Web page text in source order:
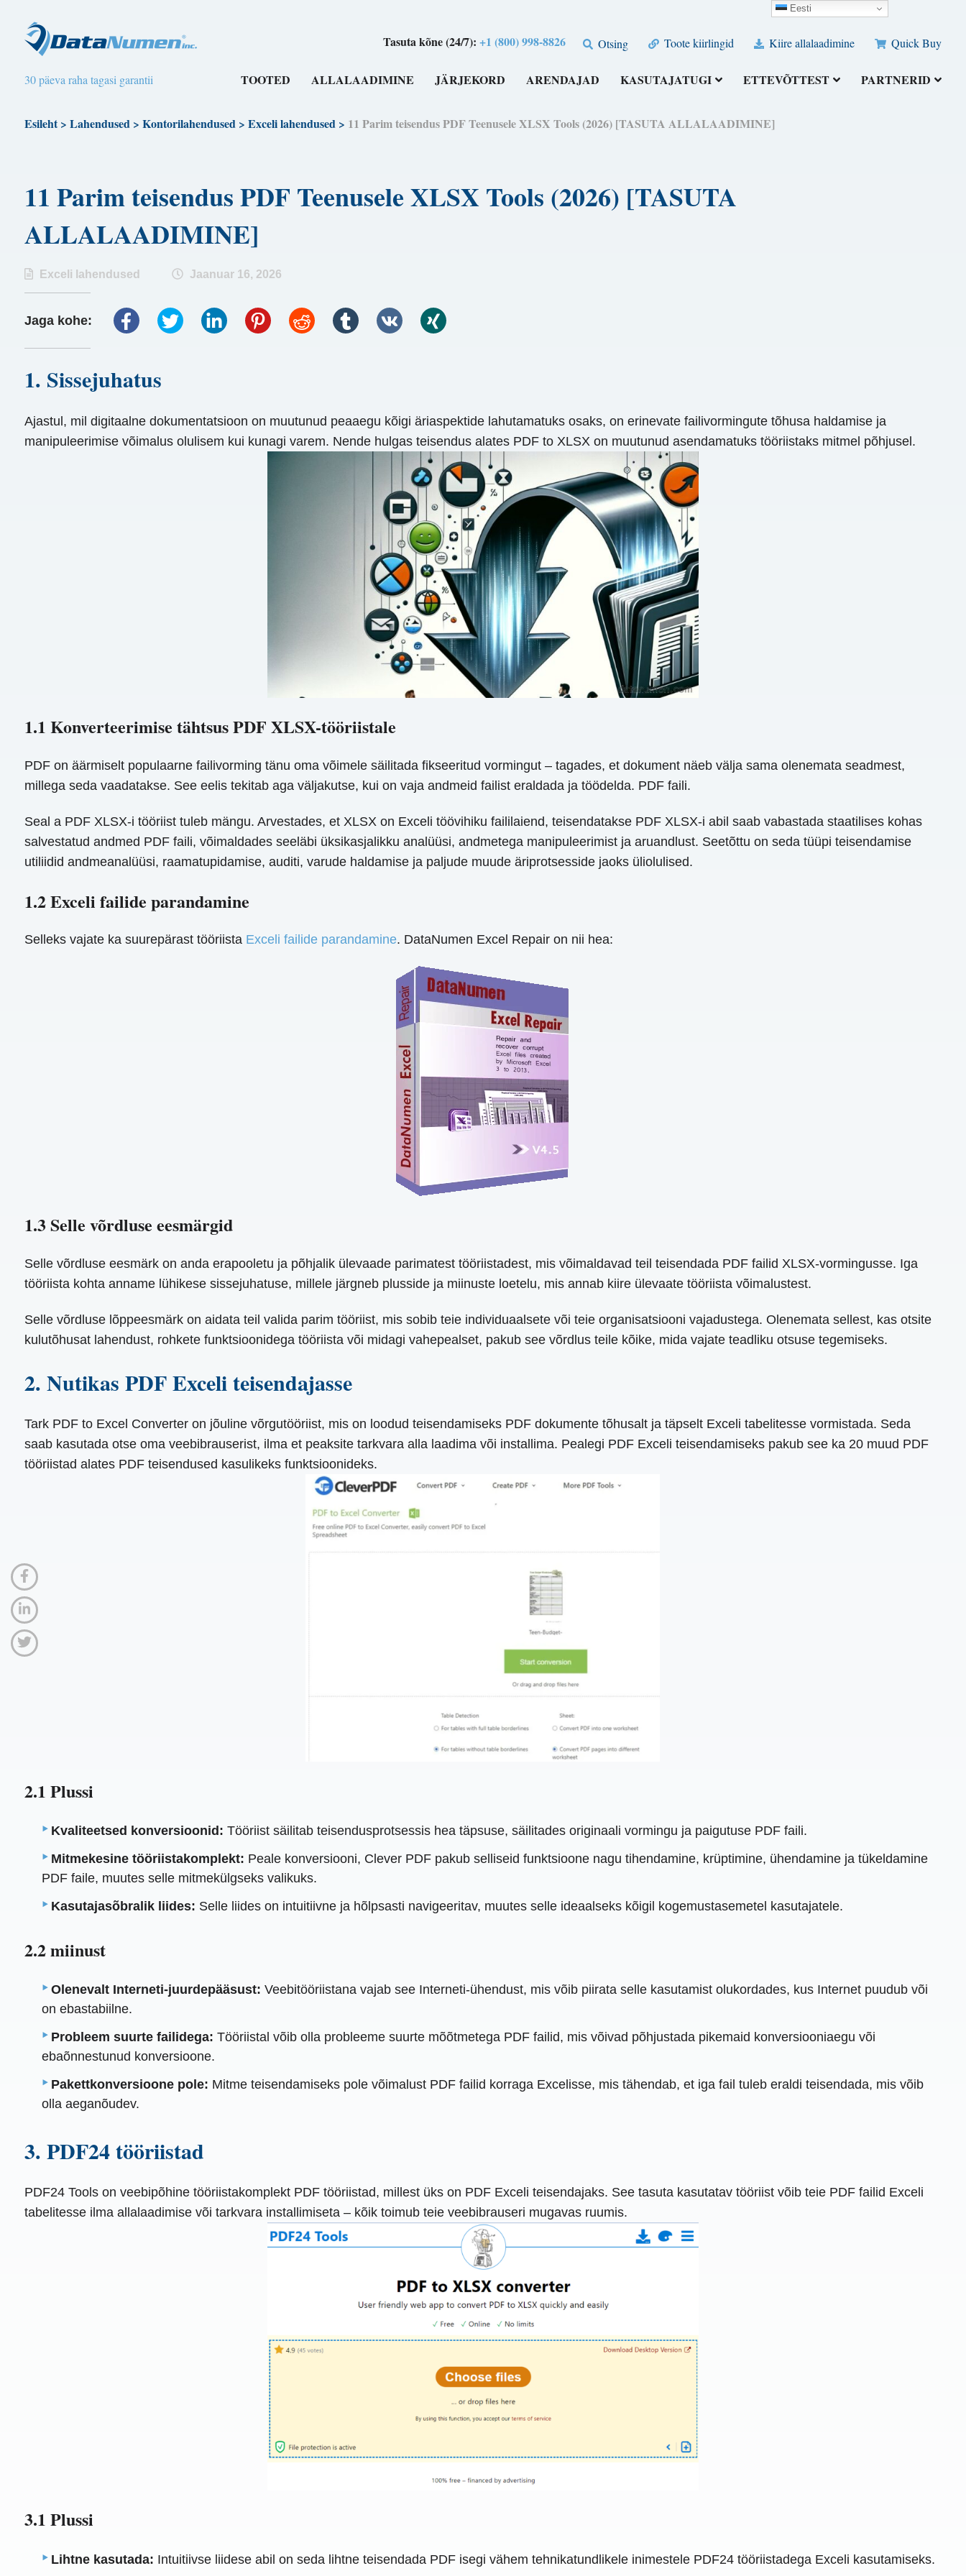
Tasuta kõne (24/7):+1 (800) 998-8826 Otsing Toote kiirlingid Kiire allalaadimine Quick Buy
30 päeva raha tagasi garantii TOOTED ALLALAADIMINE JÄRJEKORD ARENDAJAD KASUTAJATUGI ETTEVÕTTEST PARTNERID
Esileht> Lahendused> Kontorilahendused> Exceli lahendused> 11 Parim teisendus PDF Teenusele XLSX Tools (2026) [TASUTA ALLALAADIMINE]
11 Parim teisendus PDF Teenusele XLSX Tools (2026) [TASUTA
ALLALAADIMINE]
Exceli lahendused Jaanuar 16, 2026
Jaga kohe:
1. Sissejuhatus
Ajastul, mil digitaalne dokumentatsioon on muutunud peaaegu kõigi äriaspektide lahutamatuks osaks, on erinevate failivormingute tõhusa haldamise ja
manipuleerimise võimalus olulisem kui kunagi varem. Nende hulgas teisendus alates PDF to XLSX on muutunud asendamatuks tööriistaks mitmel põhjusel.
1.1 Konverteerimise tähtsus PDF XLSX-tööriistale
PDF on äärmiselt populaarne failivorming tänu oma võimele säilitada fikseeritud vormingut – tagades, et dokument näeb välja sama olenemata seadmest,
millega seda vaadatakse. See eelis tekitab aga väljakutse, kui on vaja andmeid failist eraldada ja töödelda. PDF faili.
Seal a PDF XLSX-i tööriist tuleb mängu. Arvestades, et XLSX on Exceli töövihiku faililaiend, teisendatakse PDF XLSX-i abil saab vabastada staatilises kohas
salvestatud andmed PDF faili, võimaldades seeläbi üksikasjalikku analüüsi, andmetega manipuleerimist ja aruandlust. Seetõttu on seda tüüpi teisendamise
utiliidid andmeanalüüsi, raamatupidamise, auditi, varude haldamise ja paljude muude äriprotsesside jaoks üliolulised.
1.2 Exceli failide parandamine
Selleks vajate ka suurepärast tööriista Exceli failide parandamine. DataNumen Excel Repair on nii hea:
1.3 Selle võrdluse eesmärgid
Selle võrdluse eesmärk on anda erapooletu ja põhjalik ülevaade parimatest tööriistadest, mis võimaldavad teil teisendada PDF failid XLSX-vormingusse. Iga
tööriista kohta anname lühikese sissejuhatuse, millele järgneb plusside ja miinuste loetelu, mis annab kiire ülevaate tööriista võimalustest.
Selle võrdluse lõppeesmärk on aidata teil valida parim tööriist, mis sobib teie individuaalsete või teie organisatsiooni vajadustega. Olenemata sellest, kas otsite
kulutõhusat lahendust, rohkete funktsioonidega tööriista või midagi vahepealset, pakub see võrdlus teile kõike, mida vajate teadliku otsuse tegemiseks.
2. Nutikas PDF Exceli teisendajasse
Tark PDF to Excel Converter on jõuline võrgutööriist, mis on loodud teisendamiseks PDF dokumente tõhusalt ja täpselt Exceli tabelitesse vormistada. Seda
saab kasutada otse oma veebibrauserist, ilma et peaksite tarkvara alla laadima või installima. Pealegi PDF Exceli teisendamiseks pakub see ka 20 muud PDF
tööriistad alates PDF teisendused kasulikeks funktsioonideks.
2.1 Plussi
Kvaliteetsed konversioonid: Tööriist säilitab teisendusprotsessis hea täpsuse, säilitades originaali vormingu ja paigutuse PDF faili.
Mitmekesine tööriistakomplekt: Peale konversiooni, Clever PDF pakub selliseid funktsioone nagu tihendamine, krüptimine, ühendamine ja tükeldamine
PDF faile, muutes selle mitmekülgseks valikuks.
Kasutajasõbralik liides: Selle liides on intuitiivne ja hõlpsasti navigeeritav, muutes selle ideaalseks kõigil kogemustasemetel kasutajatele.
2.2 miinust
Olenevalt Interneti-juurdepääsust: Veebitööriistana vajab see Interneti-ühendust, mis võib piirata selle kasutamist olukordades, kus Internet puudub või
on ebastabiilne.
Probleem suurte failidega: Tööriistal võib olla probleeme suurte mõõtmetega PDF failid, mis võivad põhjustada pikemaid konversiooniaegu või
ebaõnnestunud konversioone.
Pakettkonversioone pole: Mitme teisendamiseks pole võimalust PDF failid korraga Excelisse, mis tähendab, et iga fail tuleb eraldi teisendada, mis võib
olla aeganõudev.
3. PDF24 tööriistad
PDF24 Tools on veebipõhine tööriistakomplekt PDF tööriistad, millest üks on PDF Exceli teisendajaks. See tasuta kasutatav tööriist võib teie PDF failid Exceli
tabelitesse ilma allalaadimise või tarkvara installimiseta – kõik toimub teie veebibrauseri mugavas ruumis.
3.1 Plussi
Lihtne kasutada: Intuitiivse liidese abil on seda lihtne teisendada PDF isegi vähem tehnikatundlikele inimestele PDF24 tööriistadega Exceli kasutamiseks.
Eesti